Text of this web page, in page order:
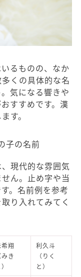
るものの、なか
くの具体的な名
気になる響きや
すすめです。漢
す。
子の名前
現代的な雰囲気
ん。止め字や当
。名前例を参考
り入れてみてく
翔
みき
利久斗
（りく
と）